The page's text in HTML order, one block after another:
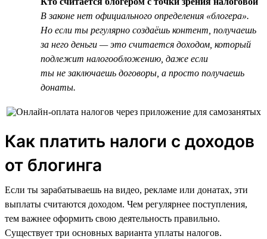
В законе нет официального определения «блогера».
Но если ты регулярно создаёшь контент, получаешь
за него деньги — это считается доходом, который
подлежит налогообложению, даже если
ты не заключаешь договоры, а просто получаешь
донаты.
Как платить налоги с доходов
от блогинга
Если ты зарабатываешь на видео, рекламе или донатах, эти
выплаты считаются доходом. Чем регулярнее поступления,
тем важнее оформить свою деятельность правильно.
Существует три основных варианта уплаты налогов.